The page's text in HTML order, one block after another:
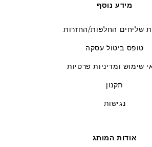
מידע נוסף
שליחים החלפות/החזרות
טופס ביטול עסקה
שימוש ומדיניות פרטיות
תקנון
נגישות
אודות המותג